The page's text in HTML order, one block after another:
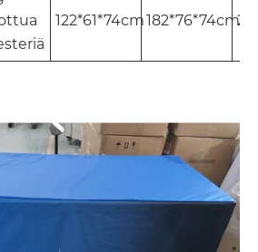
122*61*74cm182*76*74cm